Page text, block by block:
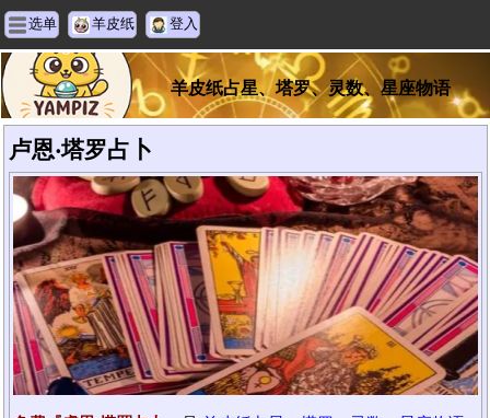
选单 羊皮纸 登入
羊皮纸占星、塔罗、灵数、星座物语
卢恩‧塔罗占卜